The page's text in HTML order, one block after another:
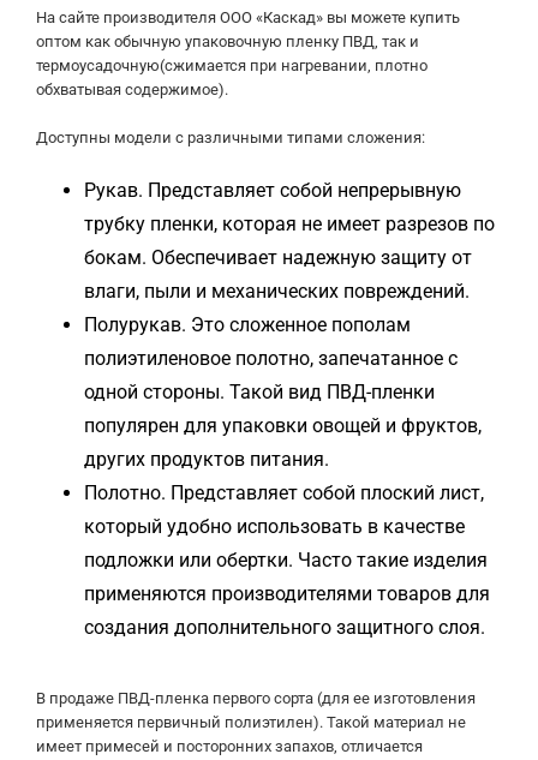
На сайте производителя ООО «Каскад» вы можете купить
оптом как обычную упаковочную пленку ПВД, так и
термоусадочную(сжимается при нагревании, плотно
обхватывая содержимое).
Доступны модели с различными типами сложения:
Рукав. Представляет собой непрерывную
трубку пленки, которая не имеет разрезов по
бокам. Обеспечивает надежную защиту от
влаги, пыли и механических повреждений.
Полурукав. Это сложенное пополам
полиэтиленовое полотно, запечатанное с
одной стороны. Такой вид ПВД-пленки
популярен для упаковки овощей и фруктов,
других продуктов питания.
Полотно. Представляет собой плоский лист,
который удобно использовать в качестве
подложки или обертки. Часто такие изделия
применяются производителями товаров для
создания дополнительного защитного слоя.
В продаже ПВД-пленка первого сорта (для ее изготовления
применяется первичный полиэтилен). Такой материал не
имеет примесей и посторонних запахов, отличается